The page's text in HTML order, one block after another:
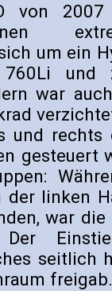
von
um ein
und
war
und rechts
gesteuert
linken
war
Der
seitlich
freigab.